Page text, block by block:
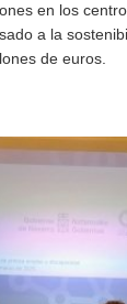
en los
a la
de euros.